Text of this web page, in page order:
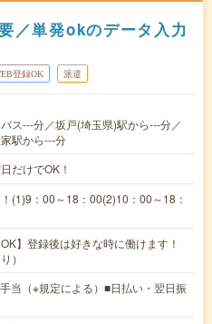
／単発okのデータ入力
登録OK 派遣
ス---分／坂戸(埼玉県)駅から---分／
駅から---分
だけでOK！
(1)9：00～18：00(2)10：00～18：
】登録後は好きな時に働けます！
）
当（※規定による）■日払い・翌日振